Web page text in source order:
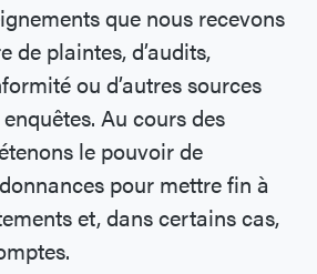
que nous recevons
de plaintes, d’audits,
ou d’autres sources
Au cours des
le pouvoir de
pour mettre fin à
et, dans certains cas,